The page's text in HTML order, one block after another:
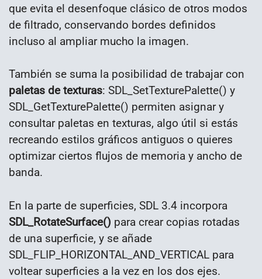
que evita el desenfoque clásico de otros modos
de filtrado, conservando bordes definidos
incluso al ampliar mucho la imagen.
También se suma la posibilidad de trabajar con
paletas de texturas: SDL_SetTexturePalette() y
SDL_GetTexturePalette() permiten asignar y
consultar paletas en texturas, algo útil si estás
recreando estilos gráficos antiguos o quieres
optimizar ciertos flujos de memoria y ancho de
banda.
En la parte de superficies, SDL 3.4 incorpora
SDL_RotateSurface() para crear copias rotadas
de una superficie, y se añade
SDL_FLIP_HORIZONTAL_AND_VERTICAL para
voltear superficies a la vez en los dos ejes.